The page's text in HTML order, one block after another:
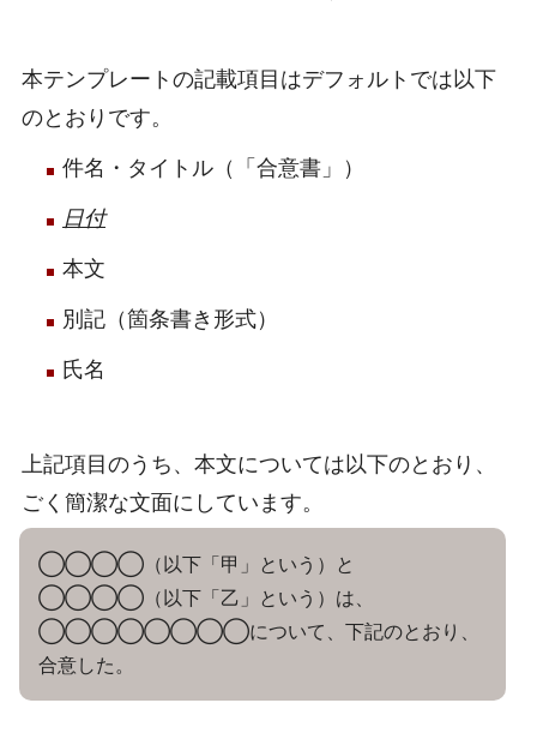
本テンプレートの記載項目はデフォルトでは以下
のとおりです。
件名・タイトル（「合意書」）
日付
本文
別記（箇条書き形式）
氏名
上記項目のうち、本文については以下のとおり、
ごく簡潔な文面にしています。
◯◯◯◯（以下「甲」という）と
◯◯◯◯（以下「乙」という）は、
◯◯◯◯◯◯◯◯について、下記のとおり、
合意した。